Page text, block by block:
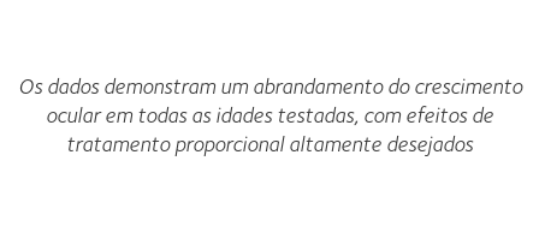
Os dados demonstram um abrandamento do crescimento
ocular em todas as idades testadas, com efeitos de
tratamento proporcional altamente desejados